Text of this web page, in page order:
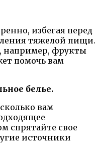
избегая перед
тяжелой пищи.
например, фрукты
помочь вам
белье.
вам
спрятайте свое
источники